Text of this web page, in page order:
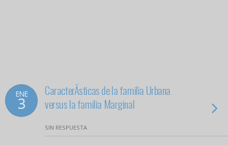
ENE
3
CaracterÃ­sticas de la familia Urbana
versus la familia Marginal
SIN RESPUESTA